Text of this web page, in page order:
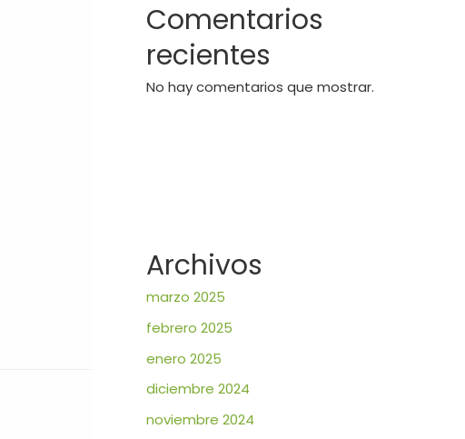
Comentarios
recientes
No hay comentarios que mostrar.
Archivos
marzo 2025
febrero 2025
enero 2025
diciembre 2024
noviembre 2024